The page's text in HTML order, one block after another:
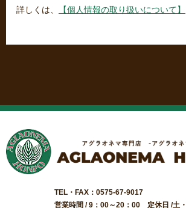
詳しくは、
【個人情報の取り扱いについて】
TEL・FAX：0575-67-9017
営業時間 / 9：00～20：00 定休日 /土